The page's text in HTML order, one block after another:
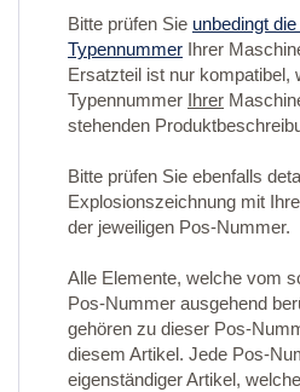
Bitte prüfen Sie unbedingt
Typennummer Ihrer
Ersatzteil ist nur kompatibel,
Typennummer Ihrer
stehenden
Bitte prüfen Sie ebenfalls
Explosionszeichnung mit
der jeweiligen Pos-Nummer.
Alle Elemente, welche vom
Pos-Nummer ausgehend
gehören zu dieser Pos-
diesem Artikel. Jede Pos-
eigenständiger Artikel,